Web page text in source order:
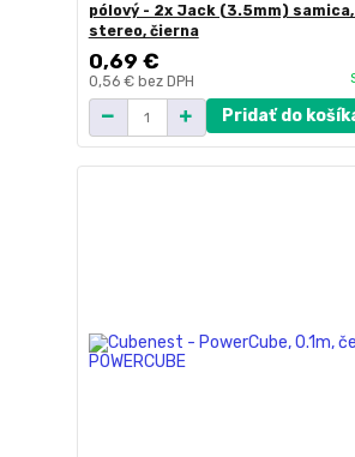
pólový - 2x Jack (3.5mm) samica,
stereo, čierna
0,69 €
0,56 € bez DPH
Pridať do